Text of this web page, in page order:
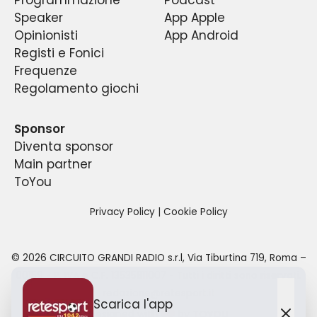
Speaker
Opinionisti
Registi e Fonici
Frequenze
Regolamento giochi
App Apple
App Android
Sponsor
Diventa sponsor
Main partner
ToYou
Privacy Policy| Cookie Policy
© 2026 CIRCUITO GRANDI RADIO s.r.l, Via Tiburtina 719, Roma –
00159- P. IVA e C.F.
Designed with
Scarica l'app